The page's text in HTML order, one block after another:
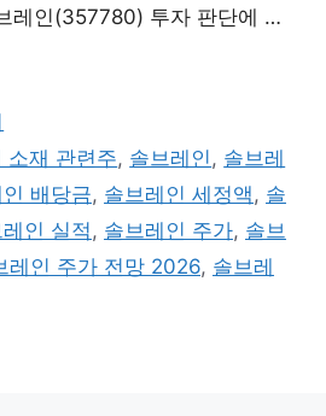
레인(357780) 투자 판단에 …
소재 관련주, 솔브레인 , 솔브레
배당금, 솔브레인 세정액 , 솔
인 실적 , 솔브레인 주가, 솔브
레인 주가 전망 2026, 솔브레